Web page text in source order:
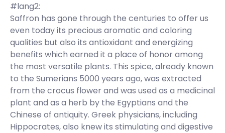
#lang2:
Saffron has gone through the centuries to offer us
even today its precious aromatic and coloring
qualities but also its antioxidant and energizing
benefits which earned it a place of honor among
the most versatile plants. This spice, already known
to the Sumerians 5000 years ago, was extracted
from the crocus flower and was used as a medicinal
plant and as a herb by the Egyptians and the
Chinese of antiquity. Greek physicians, including
Hippocrates, also knew its stimulating and digestive